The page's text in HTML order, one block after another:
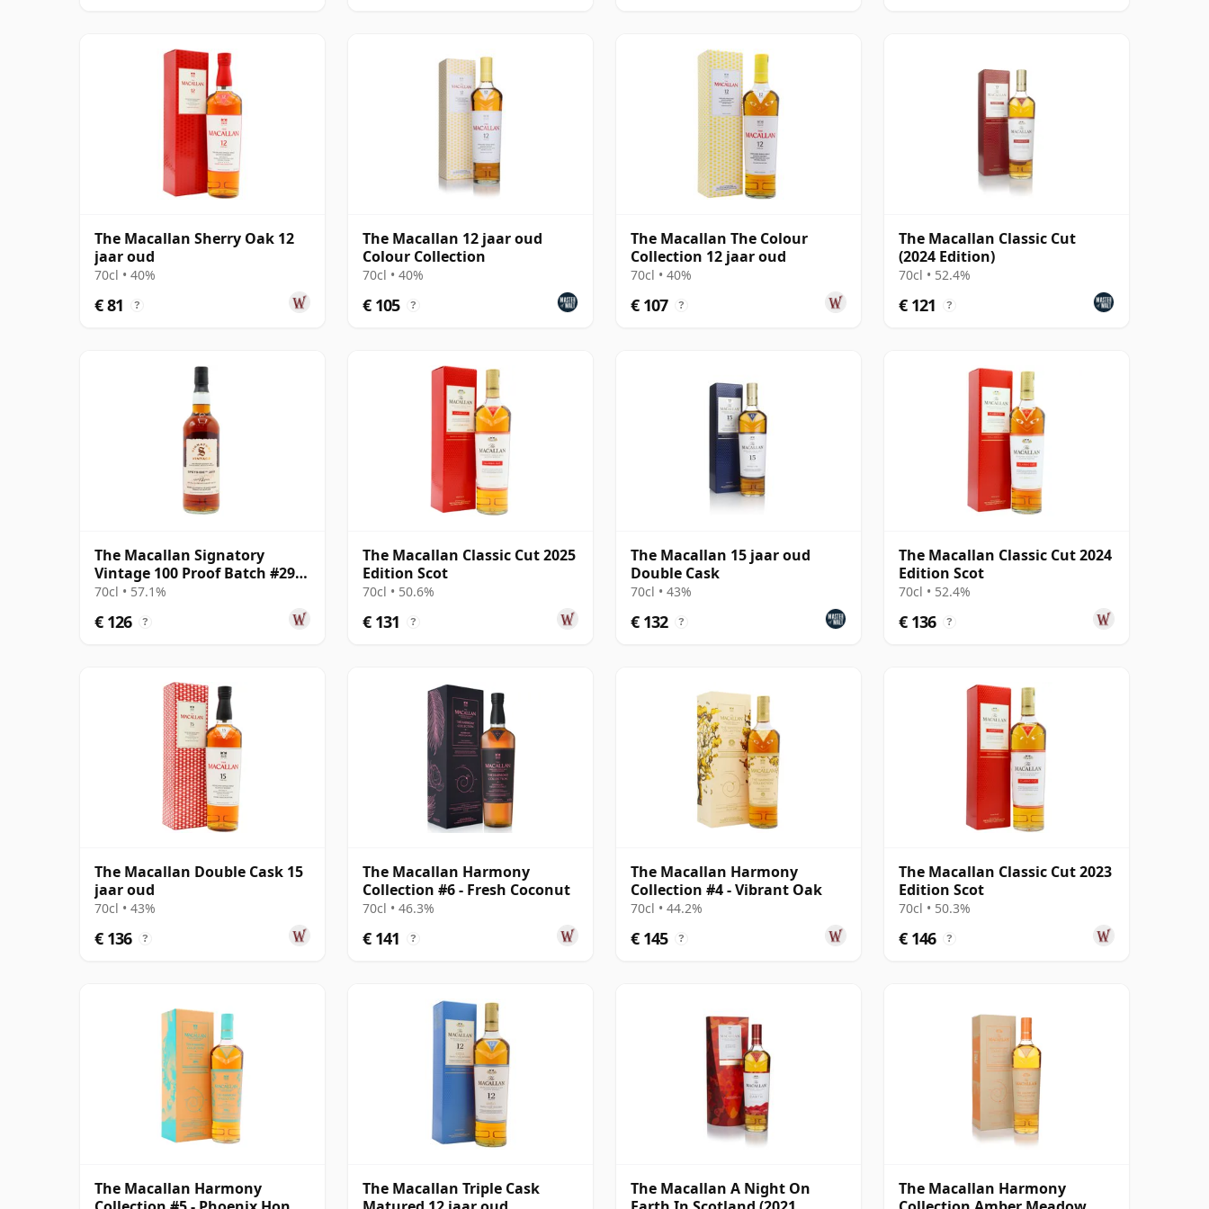
The Macallan Sherry Oak 12
jaar oud
70cl • 40%
€ 81 ?
The Macallan 12 jaar oud
Colour Collection
70cl • 40%
€ 105 ?
The Macallan The Colour
Collection 12 jaar oud
70cl • 40%
€ 107 ?
The Macallan Classic Cut
(2024 Edition)
70cl • 52.4%
€ 121 ?
The Macallan Signatory
Vintage 100 Proof Batch #29
Single Malt 2011 13 jaar oud
70cl • 57.1%
€ 126 ?
The Macallan Classic Cut 2025
Edition Scot
70cl • 50.6%
€ 131 ?
The Macallan 15 jaar oud
Double Cask
70cl • 43%
€ 132 ?
The Macallan Classic Cut 2024
Edition Scot
70cl • 52.4%
€ 136 ?
The Macallan Double Cask 15
jaar oud
70cl • 43%
€ 136 ?
The Macallan Harmony
Collection #6 - Fresh Coconut
70cl • 46.3%
€ 141 ?
The Macallan Harmony
Collection #4 - Vibrant Oak
70cl • 44.2%
€ 145 ?
The Macallan Classic Cut 2023
Edition Scot
70cl • 50.3%
€ 146 ?
The Macallan Harmony
The Macallan Triple Cask
The Macallan A Night On
The Macallan Harmony